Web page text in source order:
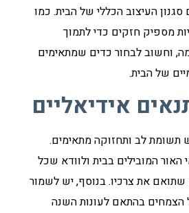
העיצוב הכללי של הבית. כמו
מספיק חזקים כדי לתמוך
וחשוב לבחור כדים שמתאימים
של הבית.
אידיאליים
תשומת לב ותחזוקה מתאימים.
המובילים בבית ולוודא שכל
את צרכיו. בנוסף, יש לשמור
בהתאם לעונות השנה